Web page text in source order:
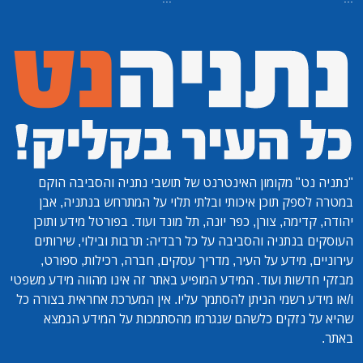
"נתניה נט" מקומון האינטרנט של תושבי נתניה והסביבה הוקם
במטרה לספק תוכן איכותי ובלתי תלוי על המתרחש בנתניה, אבן
יהודה, קדימה, צורן, כפר יונה, תל מונד ועוד. בפורטל מידע ותוכן
העוסקים בנתניה והסביבה על כל רבדיה: תרבות ובילוי, שירותים
עירוניים, מידע על העיר, מדריך עסקים, חברה, רכילות, ספורט,
מבזקי חדשות ועוד. המידע המופיע באתר זה אינו מהווה מידע משפטי
ו/או מידע רשמי הניתן להסתמך עליו. אין המערכת אחראית בצורה כל
שהיא על נזקים כלשהם שנגרמו מהסתמכות על המידע הנמצא
באתר.